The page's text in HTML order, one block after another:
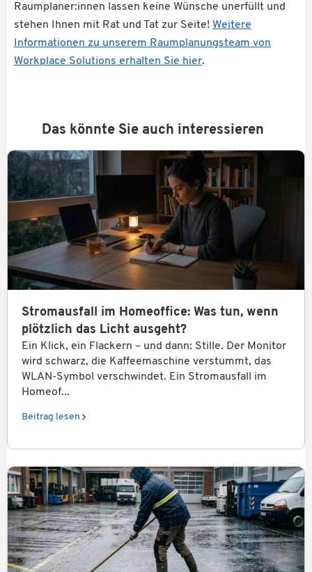
Raumplaner:innen lassen keine Wünsche unerfüllt und
stehen Ihnen mit Rat und Tat zur Seite! Weitere
Informationen zu unserem Raumplanungsteam von
Workplace Solutions erhalten Sie hier.
Das könnte Sie auch interessieren
Stromausfall im Homeoffice: Was tun, wenn
plötzlich das Licht ausgeht?
Ein Klick, ein Flackern – und dann: Stille. Der Monitor
wird schwarz, die Kaffeemaschine verstummt, das
WLAN-Symbol verschwindet. Ein Stromausfall im
Homeof...
Beitrag lesen